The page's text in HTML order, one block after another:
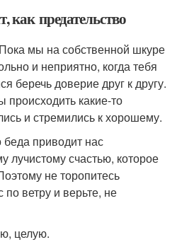
как предательство
мы на собственной шкуре
и неприятно, когда тебя
беречь доверие друг к другу.
какие-то
и стремились к хорошему.
беда приводит нас
лучистому счастью, которое
не торопитесь
по ветру и верьте, не
целую.